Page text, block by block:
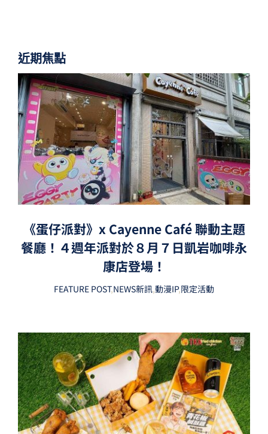
近期焦點
《蛋仔派對》x Cayenne Café 聯動主題
餐廳！４週年派對於８月７日凱岩咖啡永
康店登場！
FEATURE POST,NEWS新訊,動漫IP,限定活動